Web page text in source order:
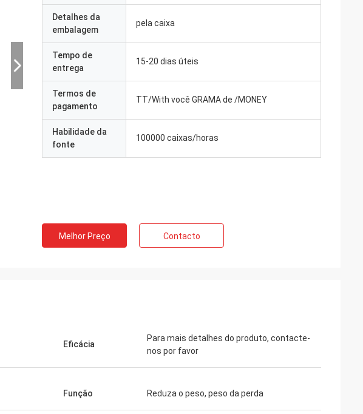
qualidade dos produtos.
Detalhes da
embalagem
pela caixa
Tempo de
entrega
15-20 dias úteis
Termos de
pagamento
TT/With você GRAMA de /MONEY
Habilidade da
fonte
100000 caixas/horas
Melhor Preço Contacto
Eficácia
Para mais detalhes do produto, contacte-
nos por favor
Função Reduza o peso, peso da perda